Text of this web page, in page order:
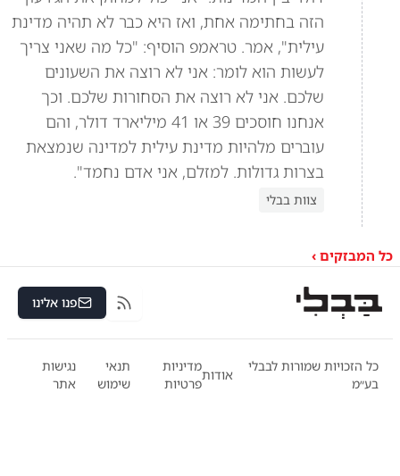
הזה בחתימה אחת, ואז היא כבר לא תהיה מדינת
עילית", אמר. טראמפ הוסיף: "כל מה שאני צריך
לעשות הוא לומר: אני לא רוצה את השעונים
שלכם. אני לא רוצה את הסחורות שלכם. וכך
אנחנו חוסכים 39 או 41 מיליארד דולר, והם
עוברים מלהיות מדינת עילית למדינה שנמצאת
בצרות גדולות. למזלם, אני אדם נחמד".
צוות בבלי
כל המבזקים ›
RSS פנו אלינו
כל הזכויות שמורות לבבלי
בע״מ
אודות
מדיניות
פרטיות
תנאי
שימוש
נגישות
אתר